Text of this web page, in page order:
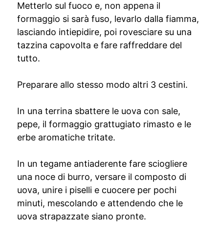
Metterlo sul fuoco e, non appena il
formaggio si sarà fuso, levarlo dalla fiamma,
lasciando intiepidire, poi rovesciare su una
tazzina capovolta e fare raffreddare del
tutto.
Preparare allo stesso modo altri 3 cestini.
In una terrina sbattere le uova con sale,
pepe, il formaggio grattugiato rimasto e le
erbe aromatiche tritate.
In un tegame antiaderente fare sciogliere
una noce di burro, versare il composto di
uova, unire i piselli e cuocere per pochi
minuti, mescolando e attendendo che le
uova strapazzate siano pronte.